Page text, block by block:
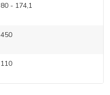
80 - 174,1
450
110